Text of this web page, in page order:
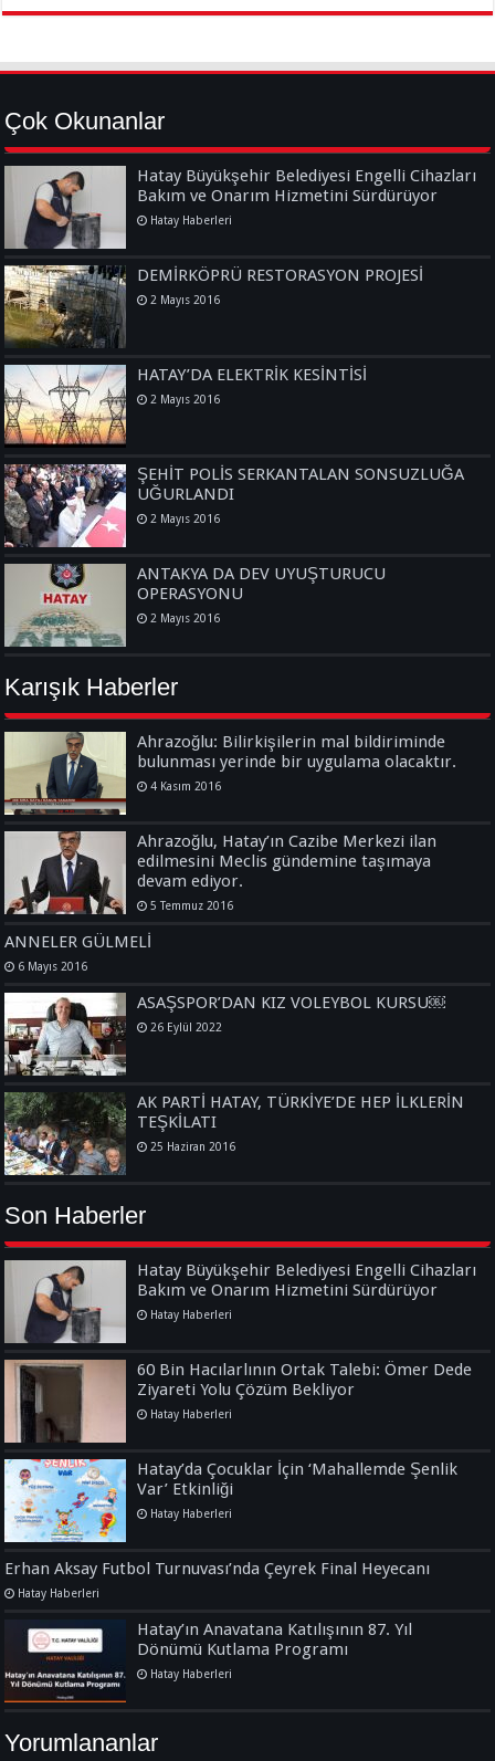
Çok Okunanlar
Hatay Büyükşehir Belediyesi Engelli Cihazları
Bakım ve Onarım Hizmetini Sürdürüyor
Hatay Haberleri
DEMİRKÖPRÜ RESTORASYON PROJESİ
2 Mayıs 2016
HATAY’DA ELEKTRİK KESİNTİSİ
2 Mayıs 2016
ŞEHİT POLİS SERKANTALAN SONSUZLUĞA
UĞURLANDI
2 Mayıs 2016
ANTAKYA DA DEV UYUŞTURUCU
OPERASYONU
2 Mayıs 2016
Karışık Haberler
Ahrazoğlu: Bilirkişilerin mal bildiriminde
bulunması yerinde bir uygulama olacaktır.
4 Kasım 2016
Ahrazoğlu, Hatay’ın Cazibe Merkezi ilan
edilmesini Meclis gündemine taşımaya
devam ediyor.
5 Temmuz 2016
ANNELER GÜLMELİ
6 Mayıs 2016
ASAŞSPOR’DAN KIZ VOLEYBOL KURSU￼
26 Eylül 2022
AK PARTİ HATAY, TÜRKİYE’DE HEP İLKLERİN
TEŞKİLATI
25 Haziran 2016
Son Haberler
Hatay Büyükşehir Belediyesi Engelli Cihazları
Bakım ve Onarım Hizmetini Sürdürüyor
Hatay Haberleri
60 Bin Hacılarlının Ortak Talebi: Ömer Dede
Ziyareti Yolu Çözüm Bekliyor
Hatay Haberleri
Hatay’da Çocuklar İçin ‘Mahallemde Şenlik
Var’ Etkinliği
Hatay Haberleri
Erhan Aksay Futbol Turnuvası’nda Çeyrek Final Heyecanı
Hatay Haberleri
Hatay’ın Anavatana Katılışının 87. Yıl
Dönümü Kutlama Programı
Hatay Haberleri
Yorumlananlar